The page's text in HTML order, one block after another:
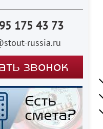
175 43 73
russia.ru
звонок